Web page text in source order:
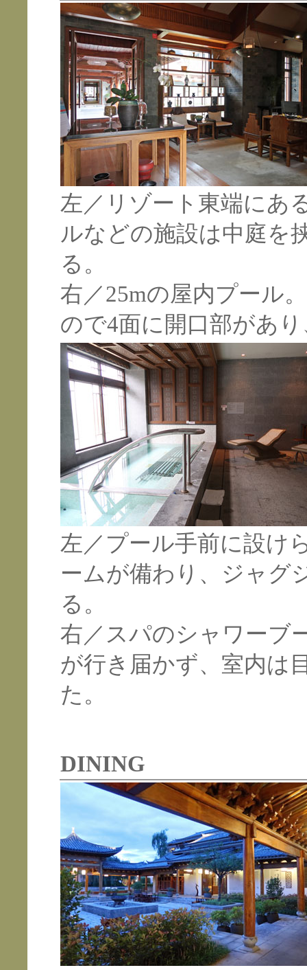
左／リゾート東端にあ
ルなどの施設は中庭を
る。
右／25mの屋内プール
ので4面に開口部があ
左／プール手前に設け
ームが備わり、ジャグ
る。
右／スパのシャワーブ
が行き届かず、室内は
た。
DINING